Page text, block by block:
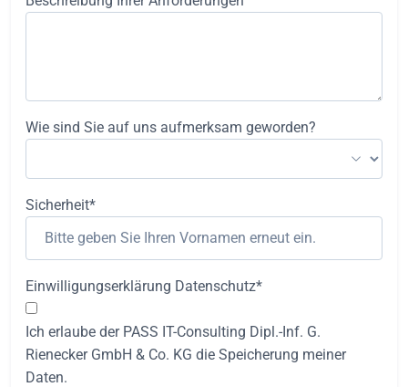
Wie sind Sie auf uns aufmerksam geworden?
Sicherheit*
Einwilligungserklärung Datenschutz*
Ich erlaube der PASS IT-Consulting Dipl.-Inf. G.
Rienecker GmbH & Co. KG die Speicherung meiner
Daten.